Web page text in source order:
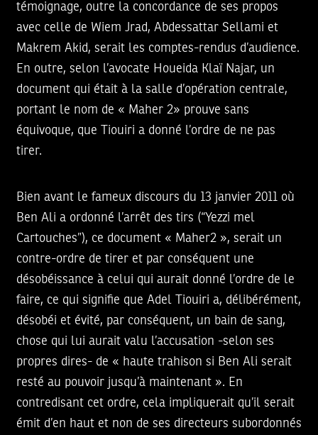
témoignage, outre la concordance de ses propos
avec celle de Wiem Jrad, Abdessattar Sellami et
Makrem Akid, serait les comptes-rendus d’audience.
En outre, selon l’avocate Houeida Klaï Najar, un
document qui était à la salle d’opération centrale,
portant le nom de « Maher 2» prouve sans
équivoque, que Tiouiri a donné l’ordre de ne pas
tirer.
Bien avant le fameux discours du 13 janvier 2011 où
Ben Ali a ordonné l’arrêt des tirs (“Yezzi mel
Cartouches”), ce document « Maher2 », serait un
contre-ordre de tirer et par conséquent une
désobéissance à celui qui aurait donné l’ordre de le
faire, ce qui signifie que Adel Tiouiri a, délibérément,
désobéi et évité, par conséquent, un bain de sang,
chose qui lui aurait valu l’accusation -selon ses
propres dires- de « haute trahison si Ben Ali serait
resté au pouvoir jusqu’à maintenant ». En
contredisant cet ordre, cela impliquerait qu’il serait
émit d’en haut et non de ses directeurs subordonnés